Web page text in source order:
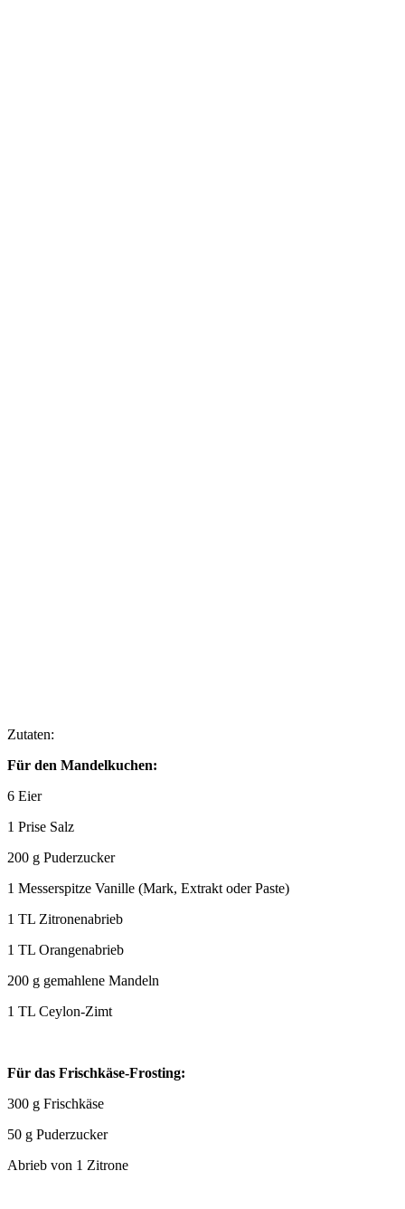
Zutaten:
Für den Mandelkuchen:
6 Eier
1 Prise Salz
200 g Puderzucker
1 Messerspitze Vanille (Mark, Extrakt oder Paste)
1 TL Zitronenabrieb
1 TL Orangenabrieb
200 g gemahlene Mandeln
1 TL Ceylon-Zimt
Für das Frischkäse-Frosting:
300 g Frischkäse
50 g Puderzucker
Abrieb von 1 Zitrone